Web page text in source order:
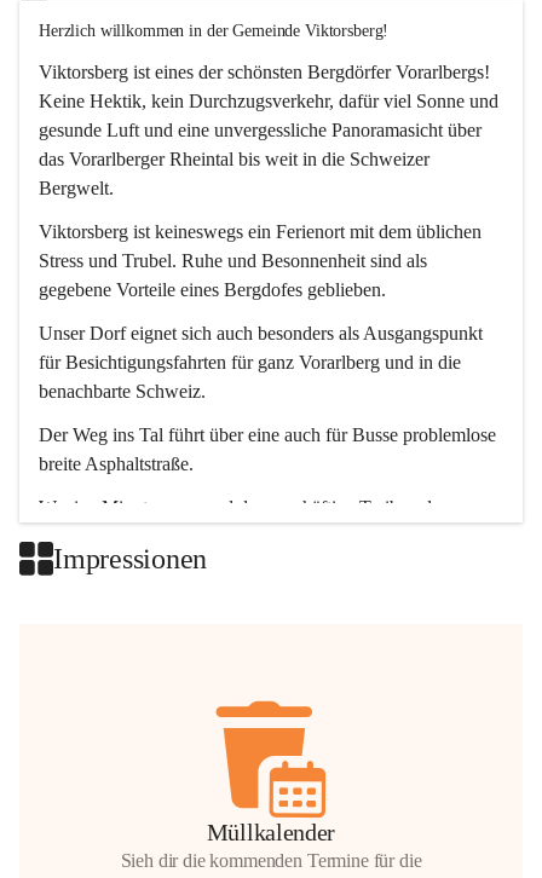
Herzlich willkommen in der Gemeinde Viktorsberg!
Viktorsberg ist eines der schönsten Bergdörfer Vorarlbergs!
Keine Hektik, kein Durchzugsverkehr, dafür viel Sonne und
gesunde Luft und eine unvergessliche Panoramasicht über
das Vorarlberger Rheintal bis weit in die Schweizer
Bergwelt.
Viktorsberg ist keineswegs ein Ferienort mit dem üblichen
Stress und Trubel. Ruhe und Besonnenheit sind als
gegebene Vorteile eines Bergdofes geblieben.
Unser Dorf eignet sich auch besonders als Ausgangspunkt
für Besichtigungsfahrten für ganz Vorarlberg und in die
benachbarte Schweiz.
Der Weg ins Tal führt über eine auch für Busse problemlose
breite Asphaltstraße.
Wenige Minuten nur, und das geschäftige Treiben der
Impressionen
Müllkalender
Sieh dir die kommenden Termine für die